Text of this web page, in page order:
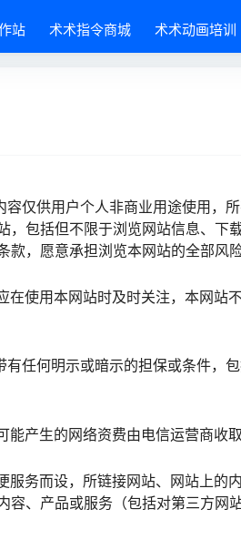
站 术术指令商城 术术动画培训
仅供用户个人非商业用途使用，
，包括但不限于浏览网站信息、下
，愿意承担浏览本网站的全部风险
使用本网站时及时关注，本网站不
任何明示或暗示的担保或条件，
产生的网络资费由电信运营商收取
务而设，所链接网站、网站上的
容、产品或服务（包括对第三方网